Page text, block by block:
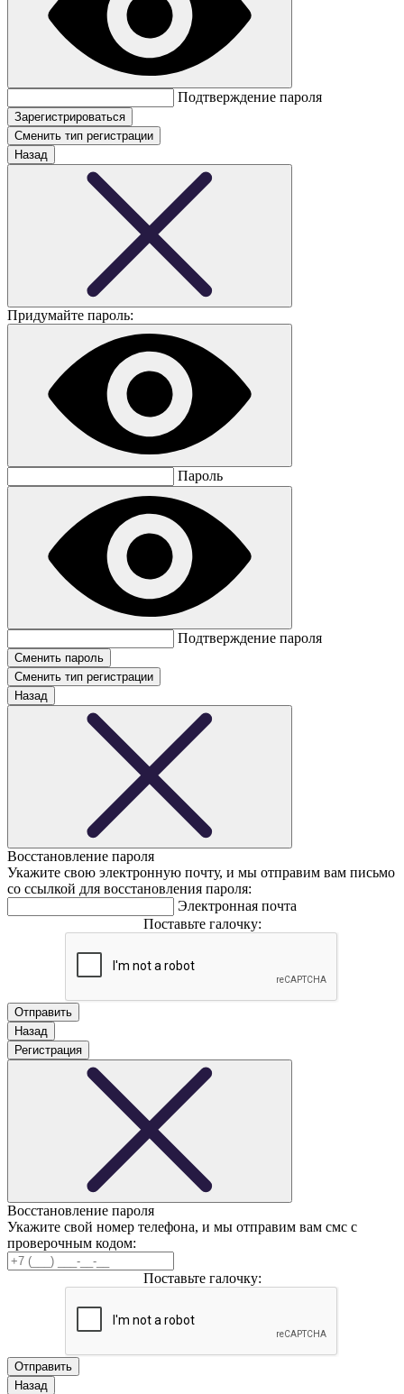
Подтверждение пароля
Сменить тип регистрации
Назад
Придумайте пароль:
Пароль
Подтверждение пароля
Сменить тип регистрации
Назад
Восстановление пароля
Укажите свою электронную почту, и мы отправим вам письмо
со ссылкой для восстановления пароля:
Электронная почта
Поставьте галочку:
Назад
Регистрация
Восстановление пароля
Укажите свой номер телефона, и мы отправим вам смс с
проверочным кодом:
Поставьте галочку:
Назад